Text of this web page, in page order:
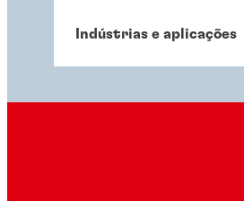
Indústrias e aplicações